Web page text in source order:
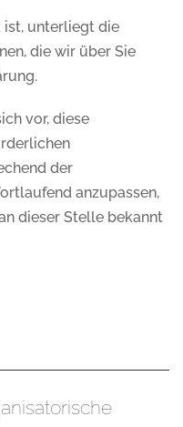
ist, unterliegt die
die wir über Sie
vor, diese
der
anzupassen,
dieser Stelle bekannt